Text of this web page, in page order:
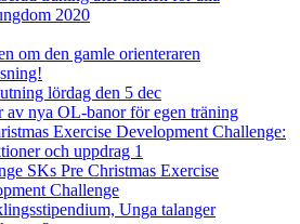
2020
om den gamle orienteraren
lördag den 5 dec
av nya OL-banor för egen träning
Exercise Development Challenge:
och uppdrag 1
SKs Pre Christmas Exercise
Challenge
Unga talanger